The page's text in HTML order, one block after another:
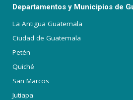
Departamentos y Municipios de
La Antigua Guatemala
Ciudad de Guatemala
Petén
Quiché
San Marcos
Jutiapa